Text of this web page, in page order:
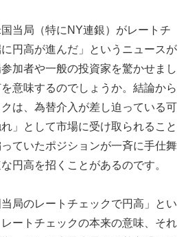
当局（特にNY連銀）がレートチ
円高が進んだ」というニュースが
加者や一般の投資家を驚かせまし
意味するのでしょうか。結論から
は、為替介入が差し迫っている可
」として市場に受け取られること
ていたポジションが一斉に手仕舞
円高を招くことがあるのです。
局のレートチェックで円高」とい
ートチェックの本来の意味、それ